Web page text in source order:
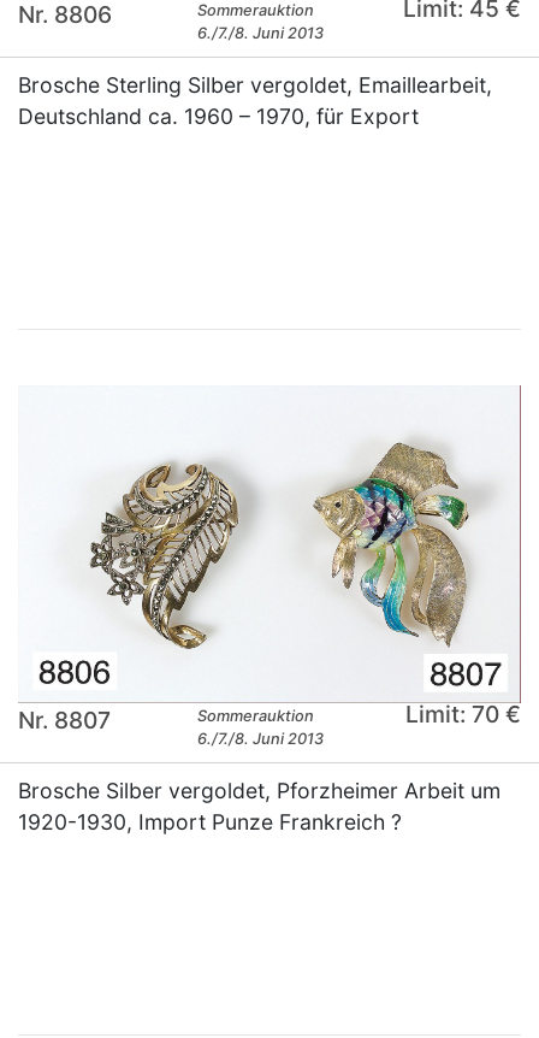
Nr. 8806
Sommerauktion
6./7./8. Juni 2013
Limit: 45 €
Brosche Sterling Silber vergoldet, Emaillearbeit,
Deutschland ca. 1960 – 1970, für Export
Nr. 8807
Sommerauktion
6./7./8. Juni 2013
Limit: 70 €
Brosche Silber vergoldet, Pforzheimer Arbeit um
1920-1930, Import Punze Frankreich ?